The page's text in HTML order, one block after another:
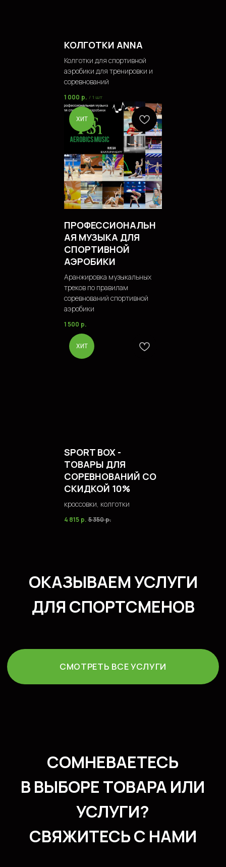
КОЛГОТКИ ANNA
Колготки для спортивной
аэробики для тренировки и
соревнований
1 000 р. / 1 шт
ХИТ
ПРОФЕССИОНАЛЬН
АЯ МУЗЫКА ДЛЯ
СПОРТИВНОЙ
АЭРОБИКИ
Аранжировка музыкальных
треков по правилам
соревнований спортивной
аэробики
1 500 р.
ХИТ
SPORT BOX -
ТОВАРЫ ДЛЯ
СОРЕВНОВАНИЙ СО
СКИДКОЙ 10%
кроссовки, колготки
4 815 р. 5 350р.